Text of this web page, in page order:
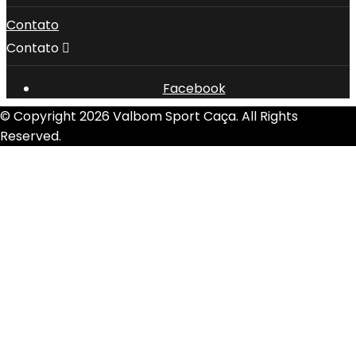
Contato
Contato 
Facebook
© Copyright 2026 Valbom Sport Caça. All Rights
Reserved.